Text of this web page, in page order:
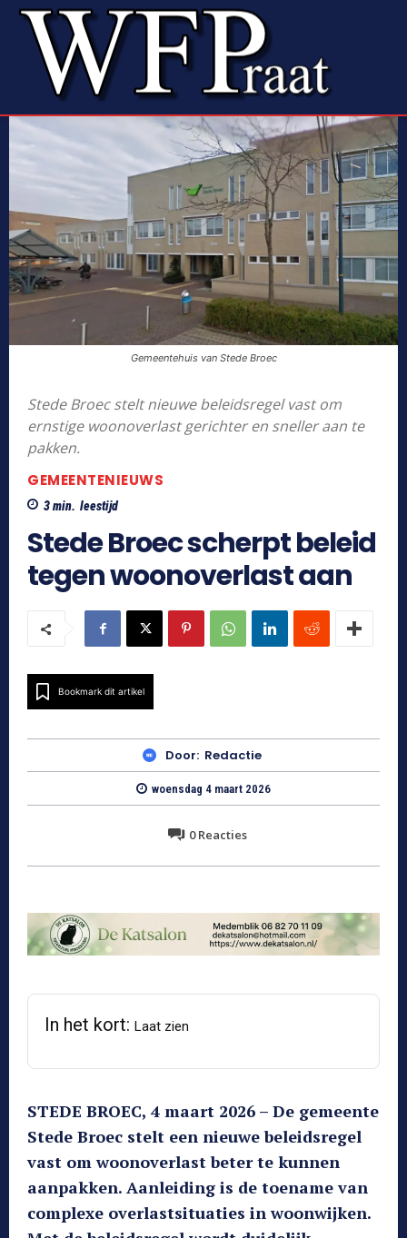
Gemeentehuis van Stede Broec
Stede Broec stelt nieuwe beleidsregel vast om
ernstige woonoverlast gerichter en sneller aan te
pakken.
GEMEENTENIEUWS
3min. leestijd
Stede Broec scherpt beleid
tegen woonoverlast aan
Bookmark dit artikel
Door: Redactie
woensdag 4 maart 2026
0Reacties
In het kort: Laat zien
STEDE BROEC, 4 maart 2026 – De gemeente
Stede Broec stelt een nieuwe beleidsregel
vast om woonoverlast beter te kunnen
aanpakken. Aanleiding is de toename van
complexe overlastsituaties in woonwijken.